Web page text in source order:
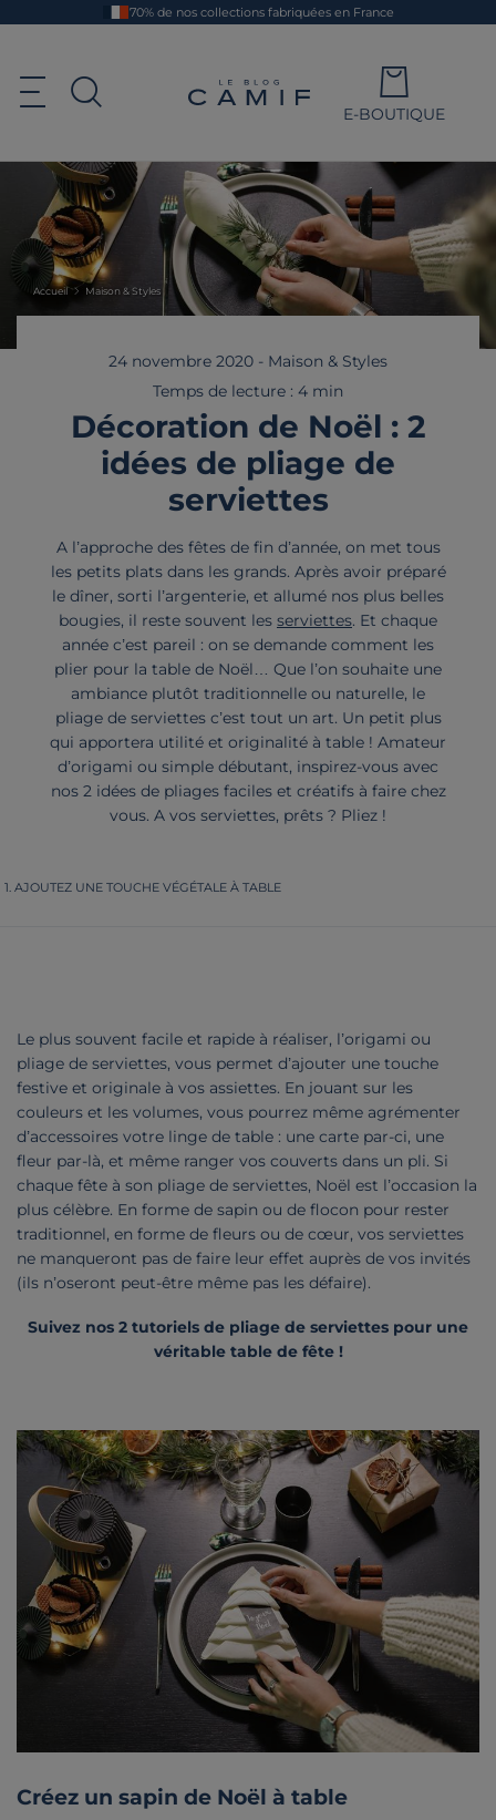
au
70% de nos collections fabriquées en France
Ouvrir le menu de navigation
Le blog Camif
E-BOUTIQUE
Accueil Maison & Styles
24 novembre 2020 - Maison & Styles
Temps de lecture : 4 min
Décoration de Noël : 2
idées de pliage de
serviettes
A l’approche des fêtes de fin d’année, on met tous
les petits plats dans les grands. Après avoir préparé
le dîner, sorti l’argenterie, et allumé nos plus belles
bougies, il reste souvent les serviettes. Et chaque
année c’est pareil : on se demande comment les
plier pour la table de Noël… Que l’on souhaite une
ambiance plutôt traditionnelle ou naturelle, le
pliage de serviettes c’est tout un art. Un petit plus
qui apportera utilité et originalité à table ! Amateur
d’origami ou simple débutant, inspirez-vous avec
nos 2 idées de pliages faciles et créatifs à faire chez
vous. A vos serviettes, prêts ? Pliez !
AJOUTEZ UNE TOUCHE VÉGÉTALE À TABLE
Le plus souvent facile et rapide à réaliser, l’origami ou
pliage de serviettes, vous permet d’ajouter une touche
festive et originale à vos assiettes. En jouant sur les
couleurs et les volumes, vous pourrez même agrémenter
d’accessoires votre linge de table : une carte par-ci, une
fleur par-là, et même ranger vos couverts dans un pli. Si
chaque fête à son pliage de serviettes, Noël est l’occasion la
plus célèbre. En forme de sapin ou de flocon pour rester
traditionnel, en forme de fleurs ou de cœur, vos serviettes
ne manqueront pas de faire leur effet auprès de vos invités
(ils n’oseront peut-être même pas les défaire).
Suivez nos 2 tutoriels de pliage de serviettes pour une
véritable table de fête !
Créez un sapin de Noël à table